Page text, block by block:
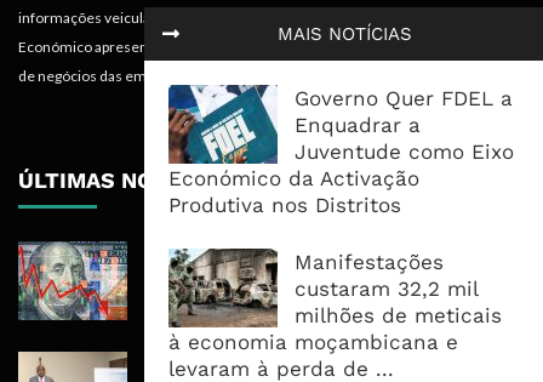
MAIS NOTÍCIAS
Governo Quer FDEL a
Enquadrar a
Juventude como Eixo
Económico da Activação
Produtiva nos Distritos
Manifestações
custaram 32,2 mil
milhões de meticais
à economia moçambicana e
levaram à perda de ...
informações veiculadas nos diferentes meios do projecto. Portanto, o
Económico apresenta valências importantes para os objectivos institucionais e
de negócios das empresas.
ÚLTIMAS NOTÍCIAS
Dólar Fecha Segunda Semana Em
Queda E Emprego Reabre O Debate
Sobre Os Juros Da ...
AdeM Quer Escalar Fundo